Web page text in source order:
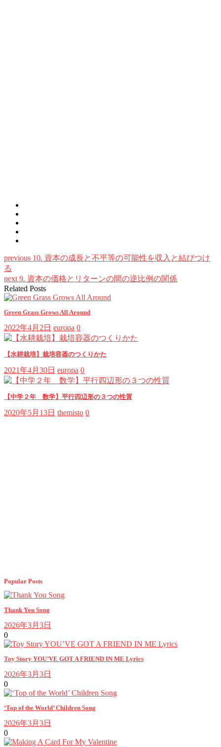
previous 10. 資本の成長と不平等の可能性を収入と結びつけ
る
next 9. 資本の価格とリターンの間の逆比例の関係
Related Posts
Green Grass Grows All Around
2022年4月2日 europa 0
【水耕栽培】栽培容器のつくりかた
2021年4月30日 europa 0
【中学２年 数学】平行四辺形の３つの性質
2020年5月13日 themisto 0
Popular Posts
Thank You Song
2026年3月3日
0
Toy Story YOU’VE GOT A FRIEND IN ME Lyrics
2026年3月3日
0
‘Top of the World’ Children Song
2026年3月3日
0